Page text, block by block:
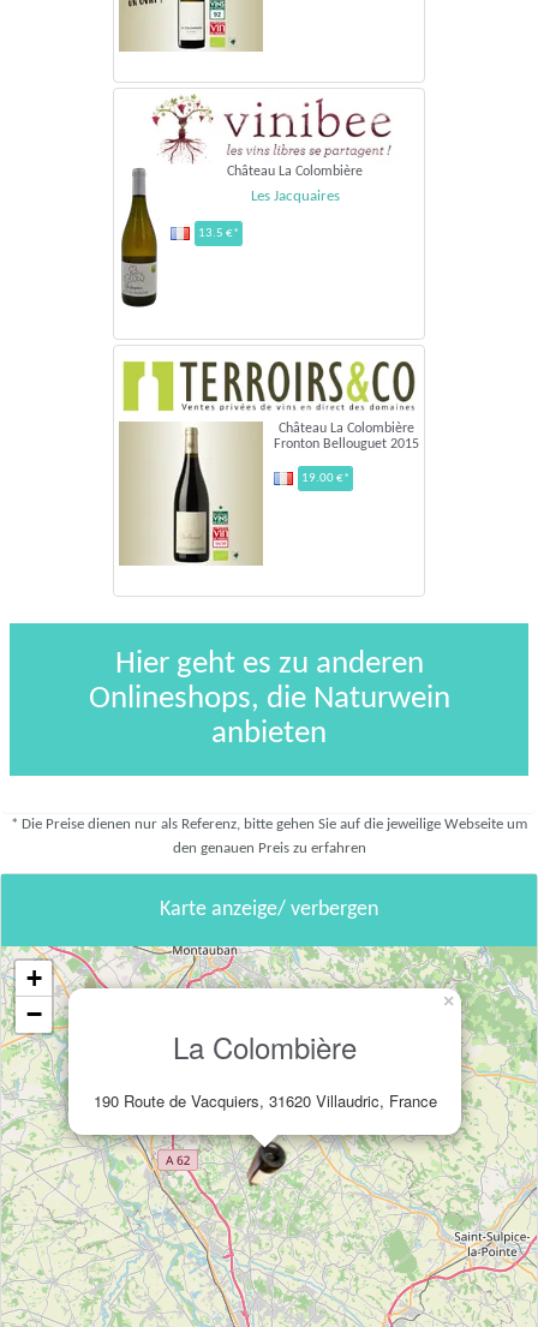
Château La Colombière
Les Jacquaires
13.5 €*
Château La Colombière
Fronton Bellouguet 2015
19.00 €*
Hier geht es zu anderen
Onlineshops, die Naturwein
anbieten
* Die Preise dienen nur als Referenz, bitte gehen Sie auf die jeweilige Webseite um
den genauen Preis zu erfahren
Karte anzeige/ verbergen
La Colombière
190 Route de Vacquiers, 31620 Villaudric, France
×
+
−